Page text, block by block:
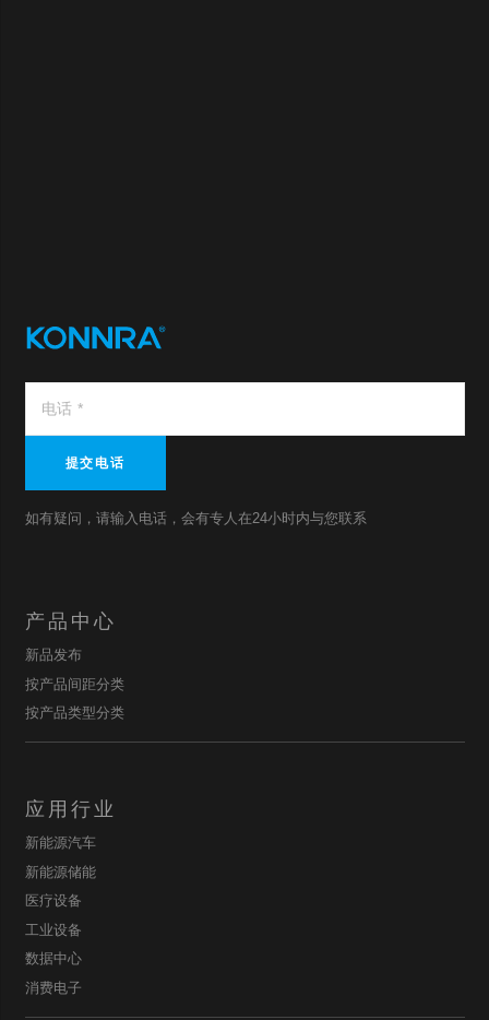
提交电话
如有疑问，请输入电话，会有专人在24小时内与您联系
产品中心
新品发布
按产品间距分类
按产品类型分类
应用行业
新能源汽车
新能源储能
医疗设备
工业设备
数据中心
消费电子